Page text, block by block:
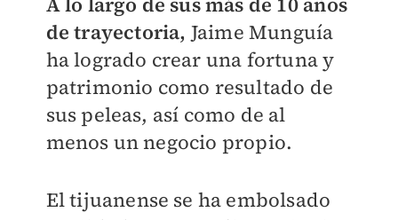
de trayectoria, Jaime Munguía
ha logrado crear una fortuna y
patrimonio como resultado de
sus peleas, así como de al
menos un negocio propio.
El tijuanense se ha embolsado